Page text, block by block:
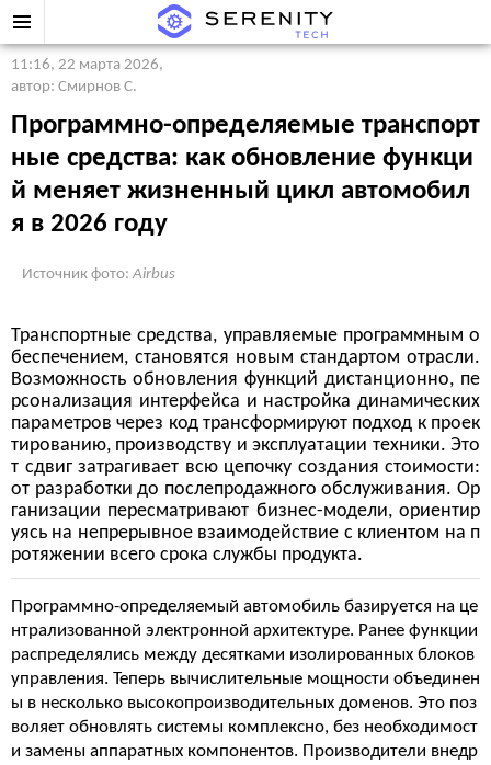
11:16, 22 марта 2026,
автор: Смирнов С.
Программно-определяемые транспорт
ные средства: как обновление функци
й меняет жизненный цикл автомобил
я в 2026 году
Источник фото: Airbus
Транспортные средства, управляемые программным о
беспечением, становятся новым стандартом отрасли.
Возможность обновления функций дистанционно, пе
рсонализация интерфейса и настройка динамических
параметров через код трансформируют подход к проек
тированию, производству и эксплуатации техники. Это
т сдвиг затрагивает всю цепочку создания стоимости:
от разработки до послепродажного обслуживания. Ор
ганизации пересматривают бизнес-модели, ориентир
уясь на непрерывное взаимодействие с клиентом на п
ротяжении всего срока службы продукта.
Программно-определяемый автомобиль базируется на це
нтрализованной электронной архитектуре. Ранее функции
распределялись между десятками изолированных блоков
управления. Теперь вычислительные мощности объединен
ы в несколько высокопроизводительных доменов. Это поз
воляет обновлять системы комплексно, без необходимост
и замены аппаратных компонентов. Производители внедр